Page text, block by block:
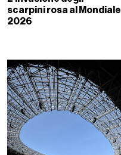
scarpini rosa al Mondiale
2026